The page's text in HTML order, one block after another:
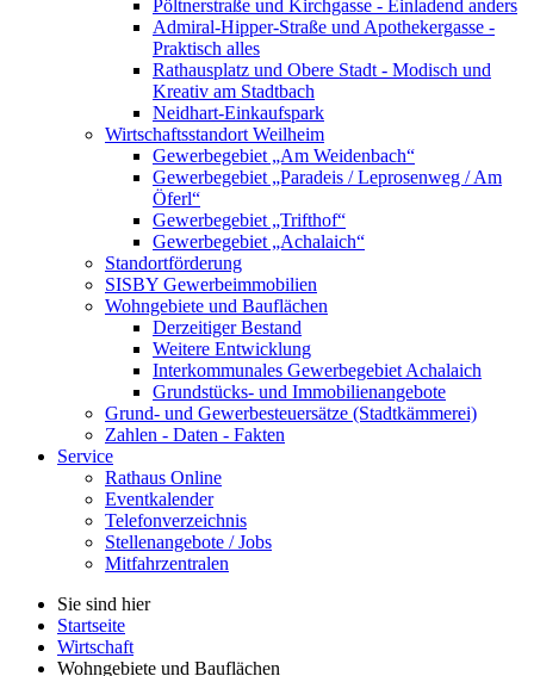
Pöltnerstraße und Kirchgasse - Einladend anders
Admiral-Hipper-Straße und Apothekergasse -
Praktisch alles
Rathausplatz und Obere Stadt - Modisch und
Kreativ am Stadtbach
Neidhart-Einkaufspark
Wirtschaftsstandort Weilheim
Gewerbegebiet „Am Weidenbach“
Gewerbegebiet „Paradeis / Leprosenweg / Am
Öferl“
Gewerbegebiet „Trifthof“
Gewerbegebiet „Achalaich“
Standortförderung
SISBY Gewerbeimmobilien
Wohngebiete und Bauflächen
Derzeitiger Bestand
Weitere Entwicklung
Interkommunales Gewerbegebiet Achalaich
Grundstücks- und Immobilienangebote
Grund- und Gewerbesteuersätze (Stadtkämmerei)
Zahlen - Daten - Fakten
Service
Rathaus Online
Eventkalender
Telefonverzeichnis
Stellenangebote / Jobs
Mitfahrzentralen
Sie sind hier
Startseite
Wirtschaft
Wohngebiete und Bauflächen